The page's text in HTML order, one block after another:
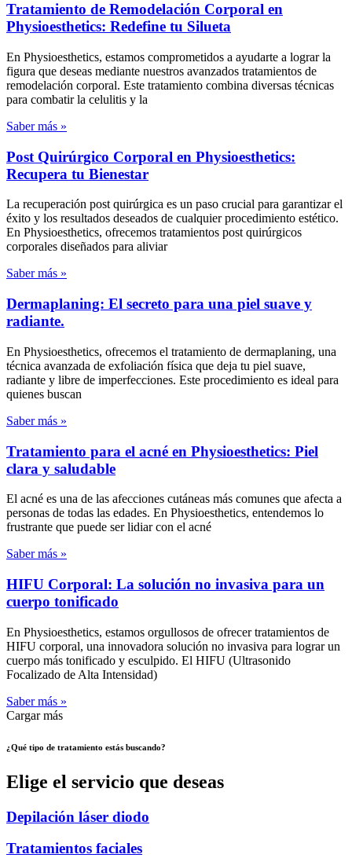
Tratamiento de Remodelación Corporal en
Physioesthetics: Redefine tu Silueta
En Physioesthetics, estamos comprometidos a ayudarte a lograr la
figura que deseas mediante nuestros avanzados tratamientos de
remodelación corporal. Este tratamiento combina diversas técnicas
para combatir la celulitis y la
Saber más »
Post Quirúrgico Corporal en Physioesthetics:
Recupera tu Bienestar
La recuperación post quirúrgica es un paso crucial para garantizar el
éxito y los resultados deseados de cualquier procedimiento estético.
En Physioesthetics, ofrecemos tratamientos post quirúrgicos
corporales diseñados para aliviar
Saber más »
Dermaplaning: El secreto para una piel suave y
radiante.
En Physioesthetics, ofrecemos el tratamiento de dermaplaning, una
técnica avanzada de exfoliación física que deja tu piel suave,
radiante y libre de imperfecciones. Este procedimiento es ideal para
quienes buscan
Saber más »
Tratamiento para el acné en Physioesthetics: Piel
clara y saludable
El acné es una de las afecciones cutáneas más comunes que afecta a
personas de todas las edades. En Physioesthetics, entendemos lo
frustrante que puede ser lidiar con el acné
Saber más »
HIFU Corporal: La solución no invasiva para un
cuerpo tonificado
En Physioesthetics, estamos orgullosos de ofrecer tratamientos de
HIFU corporal, una innovadora solución no invasiva para lograr un
cuerpo más tonificado y esculpido. El HIFU (Ultrasonido
Focalizado de Alta Intensidad)
Saber más »
Cargar más
¿Qué tipo de tratamiento estás buscando?
Elige el servicio que deseas
Depilación láser diodo
Tratamientos faciales